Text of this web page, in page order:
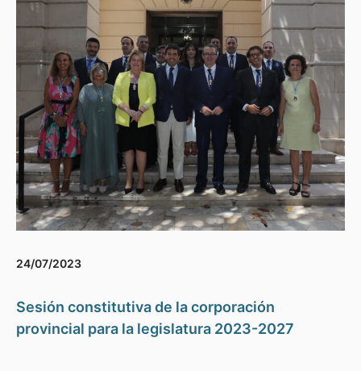
24/07/2023
Sesión constitutiva de la corporación
provincial para la legislatura 2023-2027